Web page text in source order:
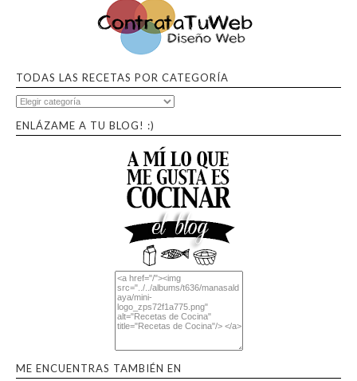
TODAS LAS RECETAS POR CATEGORÍA
ENLÁZAME A TU BLOG! :)
ME ENCUENTRAS TAMBIÉN EN